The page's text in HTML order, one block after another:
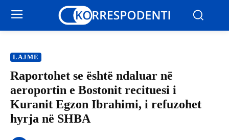
LAJME
Raportohet se është ndaluar në
aeroportin e Bostonit recituesi i
Kuranit Egzon Ibrahimi, i refuzohet
hyrja në SHBA